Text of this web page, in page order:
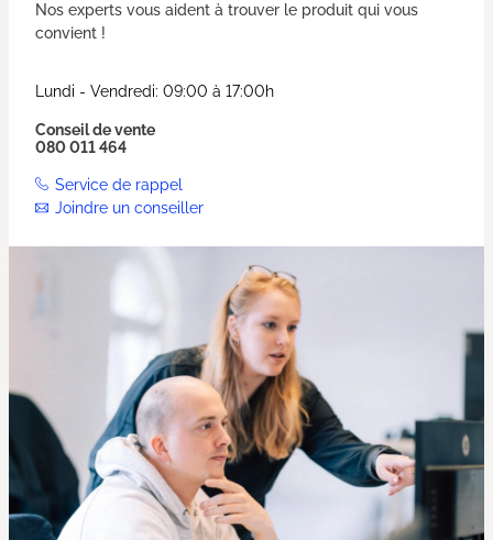
Nos experts vous aident à trouver le produit qui vous
convient !
Lundi - Vendredi: 09:00 à 17:00h
Conseil de vente
080 011 464
Service de rappel
Joindre un conseiller